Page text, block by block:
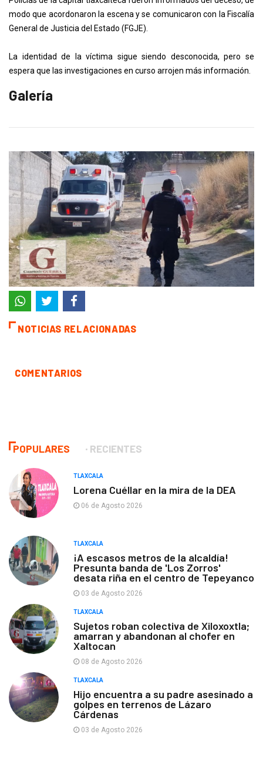
modo que acordonaron la escena y se comunicaron con la Fiscalía
General de Justicia del Estado (FGJE).
La identidad de la víctima sigue siendo desconocida, pero se
espera que las investigaciones en curso arrojen más información.
Galería
NOTICIAS RELACIONADAS
COMENTARIOS
POPULARES RECIENTES
TLAXCALA
Lorena Cuéllar en la mira de la DEA
06 de Agosto 2026
TLAXCALA
¡A escasos metros de la alcaldía!
Presunta banda de 'Los Zorros'
desata riña en el centro de Tepeyanco
03 de Agosto 2026
TLAXCALA
Sujetos roban colectiva de Xiloxoxtla;
amarran y abandonan al chofer en
Xaltocan
08 de Agosto 2026
TLAXCALA
Hijo encuentra a su padre asesinado a
golpes en terrenos de Lázaro
Cárdenas
03 de Agosto 2026